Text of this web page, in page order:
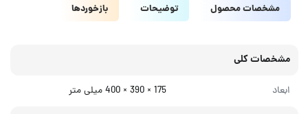
مشخصات محصول توضیحات بازخوردها
مشخصات کلی
ابعاد 175 × 390 × 400 میلی‌ متر